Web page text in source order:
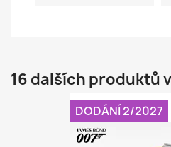
16 dalších produktů
DODÁNÍ 2/2027